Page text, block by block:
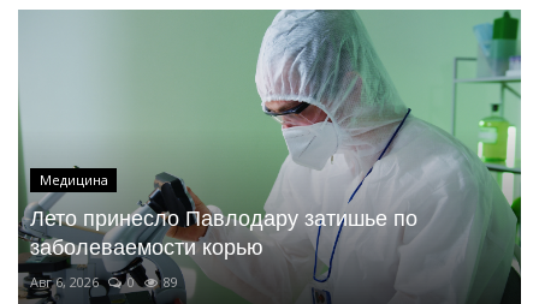
Медицина
Лето принесло Павлодару затишье по
заболеваемости корью
Авг 6, 2026 0 89